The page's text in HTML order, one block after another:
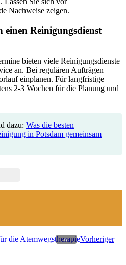
Nachweise zeigen.
Reinigungsdienst
bieten viele Reinigungsdienste
an. Bei regulären Aufträgen
einplanen. Für langfristige
2-3 Wochen für die Planung und
dazu: Was die besten
in Potsdam gemeinsam
Vorheriger